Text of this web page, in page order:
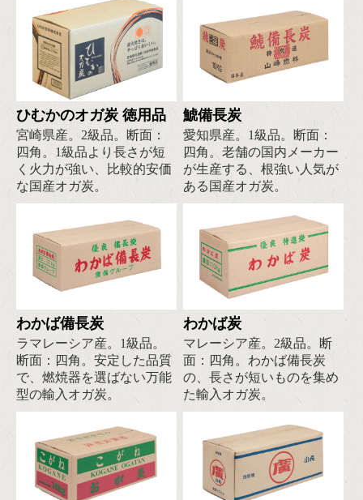
ひむかのオガ炭 徳用品
宮崎県産。2級品。断面：
四角。1級品より長さが短
く火力が強い、比較的安価
な国産オガ炭。
鯱備長炭
愛知県産。1級品。断面：
四角。老舗の国内メーカー
が生産する、根強い人気が
ある国産オガ炭。
わかば備長炭
ラマレーシア産。1級品。
断面：四角。安定した品質
で、燃焼器を選ばない万能
型の輸入オガ炭。
わかば炭
マレーシア産。2級品。断
面：四角。わかば備長炭
の、長さが短いものを集め
た輸入オガ炭。